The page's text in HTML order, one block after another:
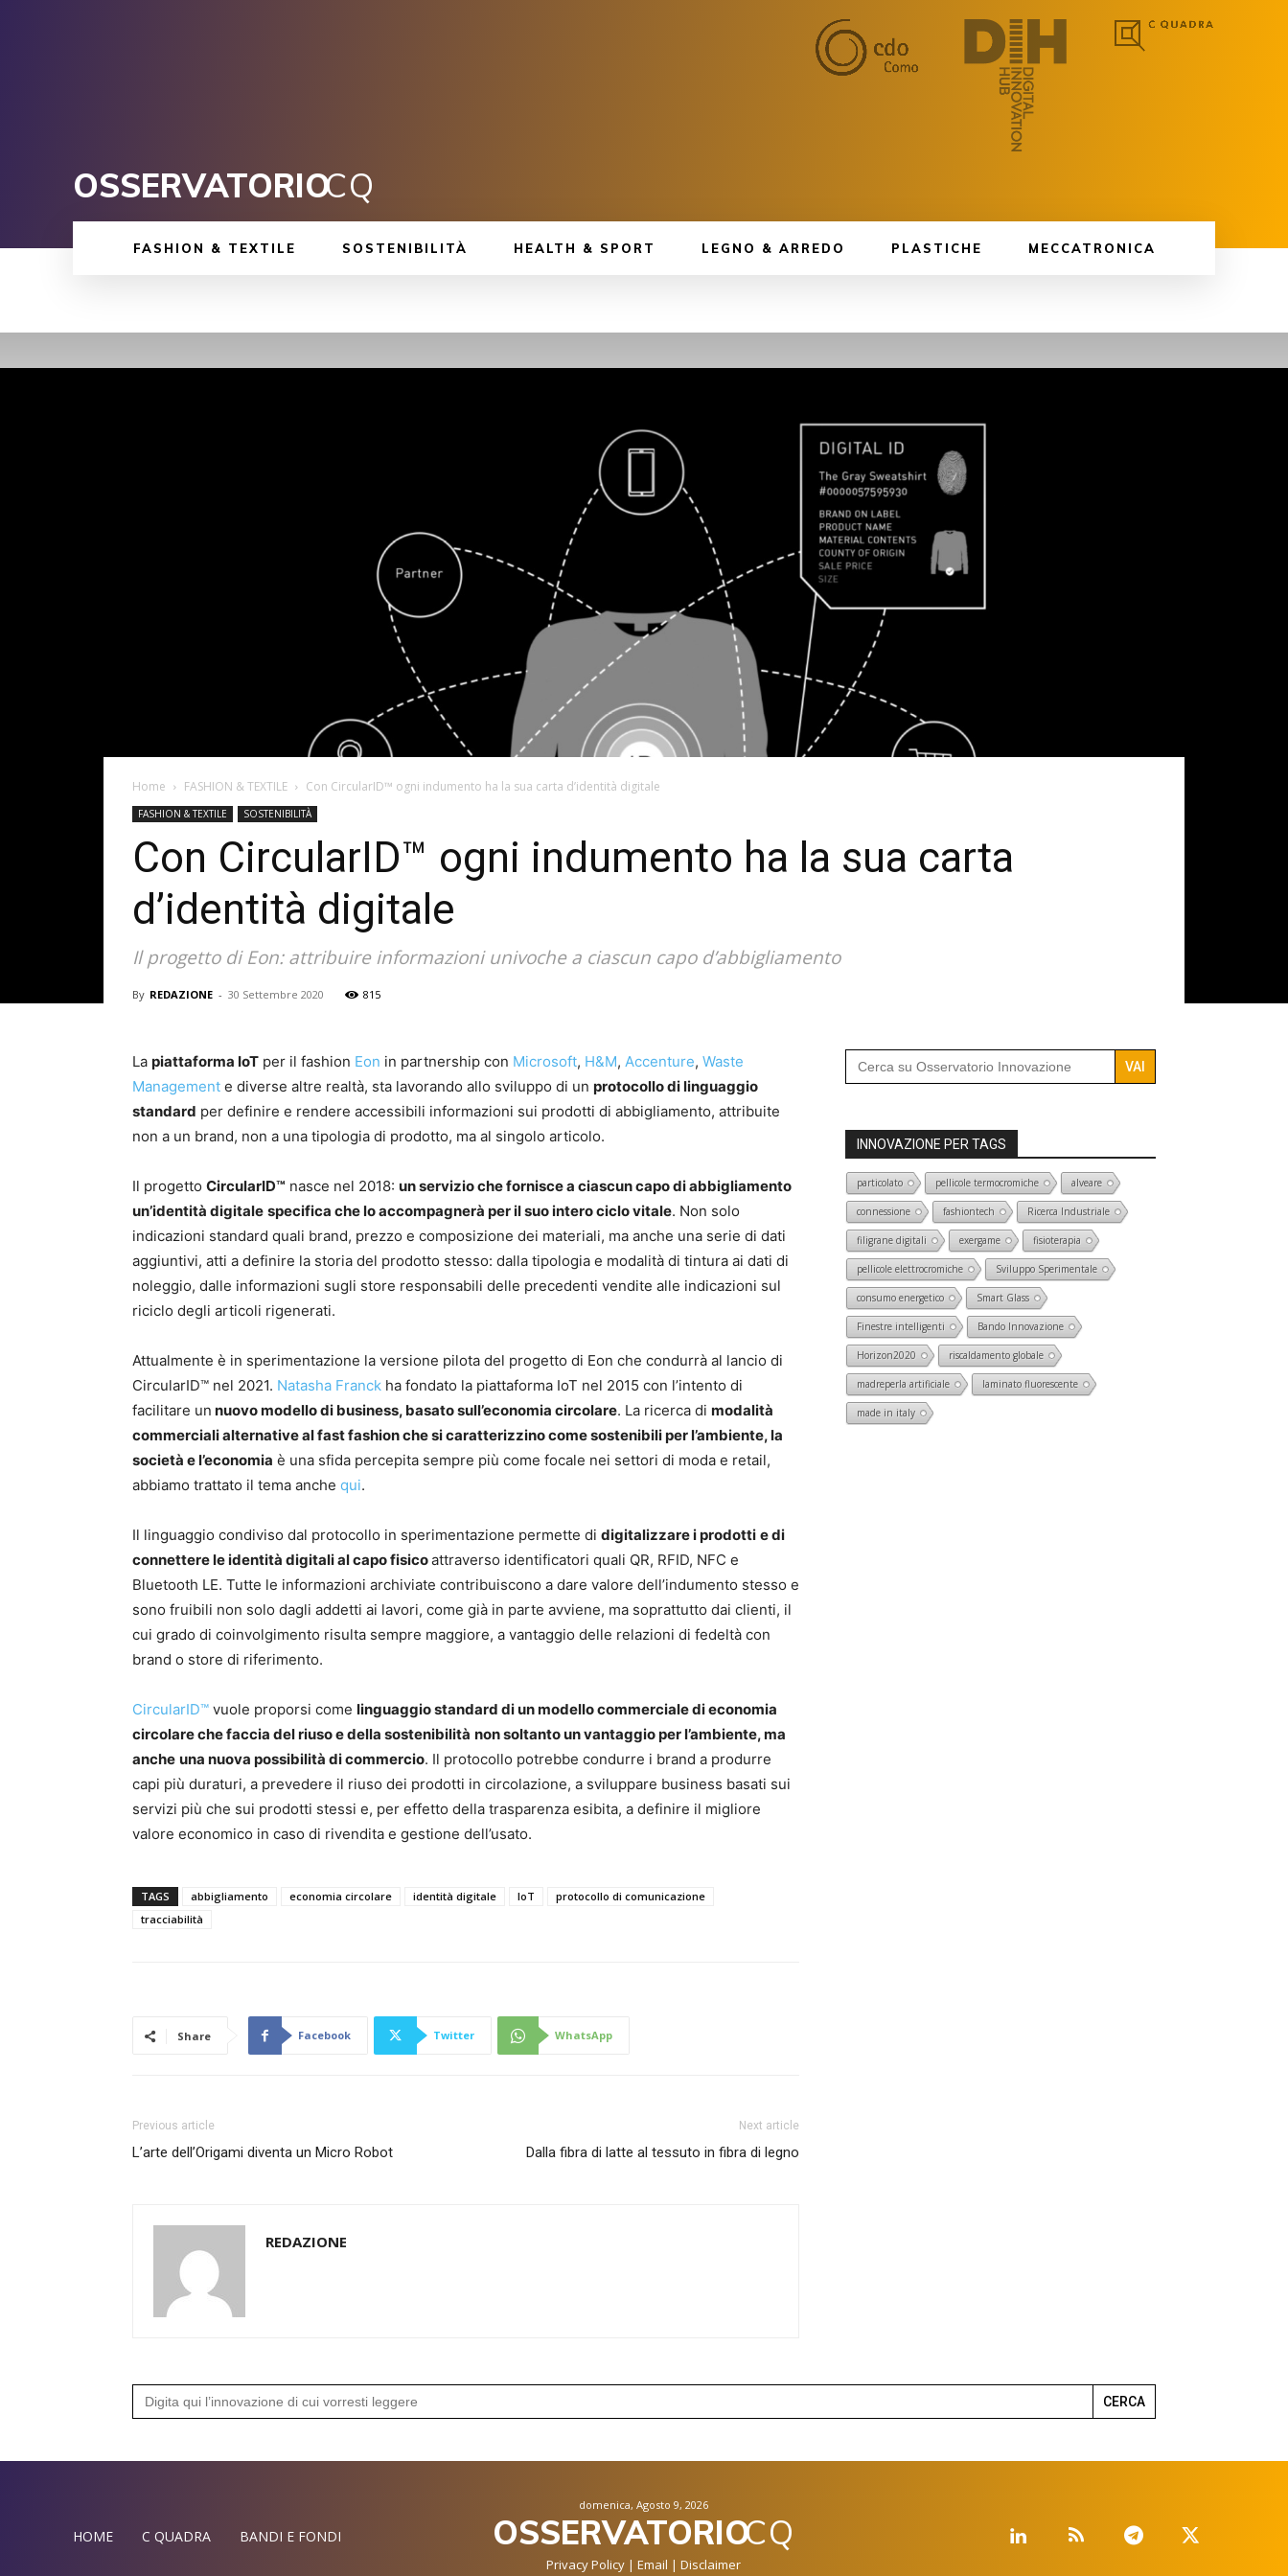
OSSERVATORIOCQ
FASHION & TEXTILE SOSTENIBILITÀ HEALTH & SPORT LEGNO & ARREDO PLASTICHE MECCATRONICA
Home FASHION & TEXTILE Con CircularID™ ogni indumento ha la sua carta d’identità digitale
FASHION & TEXTILE SOSTENIBILITÀ
Con CircularID™ ogni indumento ha la sua carta
d’identità digitale
Il progetto di Eon: attribuire informazioni univoche a ciascun capo d’abbigliamento
By REDAZIONE - 30 Settembre 2020 815
La piattaforma IoT per il fashion Eon in partnership con Microsoft, H&M, Accenture, Waste
Management e diverse altre realtà, sta lavorando allo sviluppo di un protocollo di linguaggio
standard per definire e rendere accessibili informazioni sui prodotti di abbigliamento, attribuite
non a un brand, non a una tipologia di prodotto, ma al singolo articolo.
Il progetto CircularID™ nasce nel 2018: un servizio che fornisce a ciascun capo di abbigliamento
un’identità digitale specifica che lo accompagnerà per il suo intero ciclo vitale. Non solo
indicazioni standard quali brand, prezzo e composizione dei materiali, ma anche una serie di dati
aggiuntivi, atti a definire la storia del prodotto stesso: dalla tipologia e modalità di tintura ai dati di
noleggio, dalle informazioni sugli store responsabili delle precedenti vendite alle indicazioni sul
riciclo degli articoli rigenerati.
Attualmente è in sperimentazione la versione pilota del progetto di Eon che condurrà al lancio di
CircularID™ nel 2021. Natasha Franck ha fondato la piattaforma IoT nel 2015 con l’intento di
facilitare un nuovo modello di business, basato sull’economia circolare. La ricerca di modalità
commerciali alternative al fast fashion che si caratterizzino come sostenibili per l’ambiente, la
società e l’economia è una sfida percepita sempre più come focale nei settori di moda e retail,
abbiamo trattato il tema anche qui.
Il linguaggio condiviso dal protocollo in sperimentazione permette di digitalizzare i prodotti e di
connettere le identità digitali al capo fisicoattraverso identificatori quali QR, RFID, NFC e
Bluetooth LE. Tutte le informazioni archiviate contribuiscono a dare valore dell’indumento stesso e
sono fruibili non solo dagli addetti ai lavori, come già in parte avviene, ma soprattutto dai clienti, il
cui grado di coinvolgimento risulta sempre maggiore, a vantaggio delle relazioni di fedeltà con
brand o store di riferimento.
CircularID™ vuole proporsi come linguaggio standard di un modello commerciale di economia
circolare che faccia del riuso e della sostenibilità non soltanto un vantaggio per l’ambiente, ma
anche una nuova possibilità di commercio. Il protocollo potrebbe condurre i brand a produrre
capi più duraturi, a prevedere il riuso dei prodotti in circolazione, a sviluppare business basati sui
servizi più che sui prodotti stessi e, per effetto della trasparenza esibita, a definire il migliore
valore economico in caso di rivendita e gestione dell’usato.
TAGS abbigliamento economia circolare identità digitale IoT
protocollo di comunicazione
tracciabilità
Share Facebook Twitter WhatsApp
Previous article
L’arte dell’Origami diventa un Micro Robot
Next article
Dalla fibra di latte al tessuto in fibra di legno
REDAZIONE
Search
for:
INNOVAZIONE PER TAGS
particolato pellicole termocromiche alveare
connessione fashiontech Ricerca Industriale
filigrane digitali exergame fisioterapia
pellicole elettrocromiche Sviluppo Sperimentale
consumo energetico Smart Glass
Finestre intelligenti Bando Innovazione
Horizon2020 riscaldamento globale
madreperla artificiale laminato fluorescente
made in italy
Search
for:
HOME C QUADRA BANDI E FONDI
domenica, Agosto 9, 2026
OSSERVATORIOCQ
Privacy Policy |Email |Disclaimer